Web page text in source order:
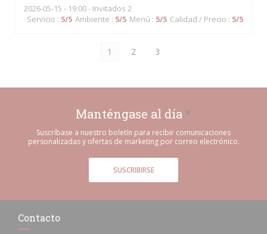
2026-05-15 - 19:00 - Invitados 2
Servicio : 5/5 Ambiente : 5/5 Menú : 5/5 Calidad / Precio : 5/5
1 2 3
Manténgase al día *
Suscríbase a nuestro boletín para recibir comunicaciones
personalizadas y ofertas de marketing por correo electrónico.
SUSCRIBIRSE
Contacto